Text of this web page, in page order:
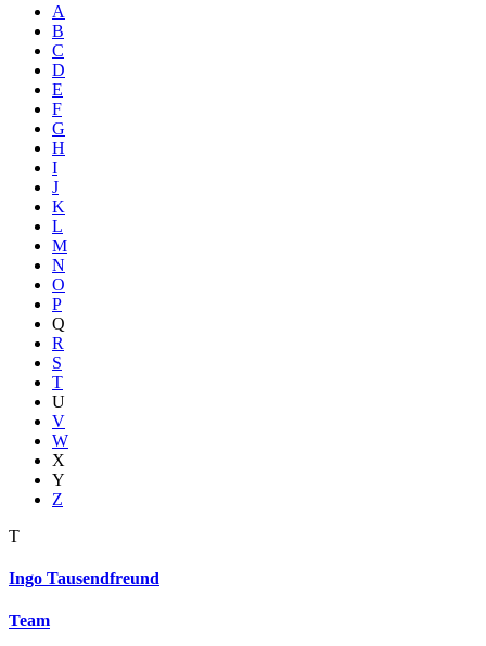
A
B
C
D
E
F
G
H
I
J
K
L
M
N
O
P
Q
R
S
T
U
V
W
X
Y
Z
T
Ingo Tausendfreund
Team